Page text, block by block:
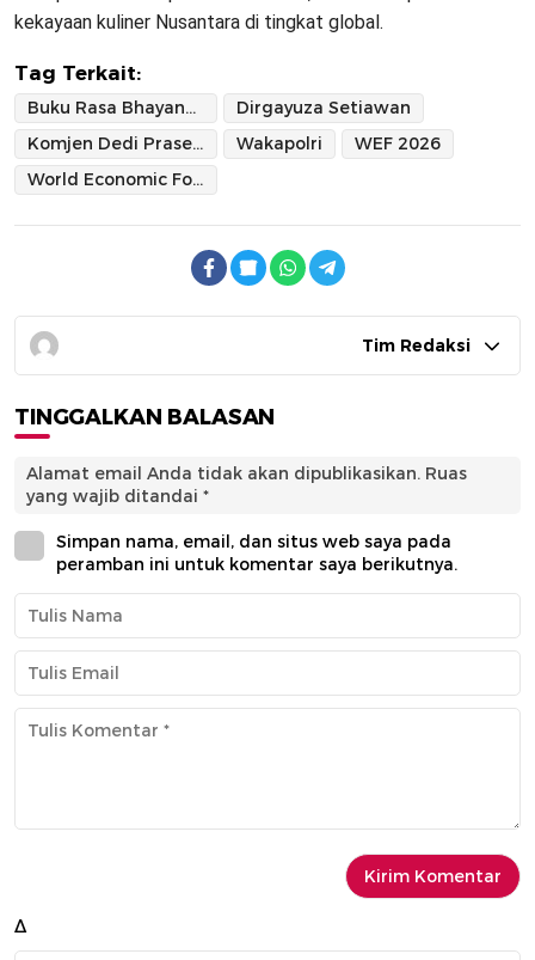
kekayaan kuliner Nusantara di tingkat global.
Tag Terkait:
Buku Rasa Bhayangkara Nusantara
Dirgayuza Setiawan
Komjen Dedi Prasetyo
Wakapolri
WEF 2026
World Economic Forum
Tim Redaksi
TINGGALKAN BALASAN
Alamat email Anda tidak akan dipublikasikan. Ruas
yang wajib ditandai *
Simpan nama, email, dan situs web saya pada
peramban ini untuk komentar saya berikutnya.
Δ